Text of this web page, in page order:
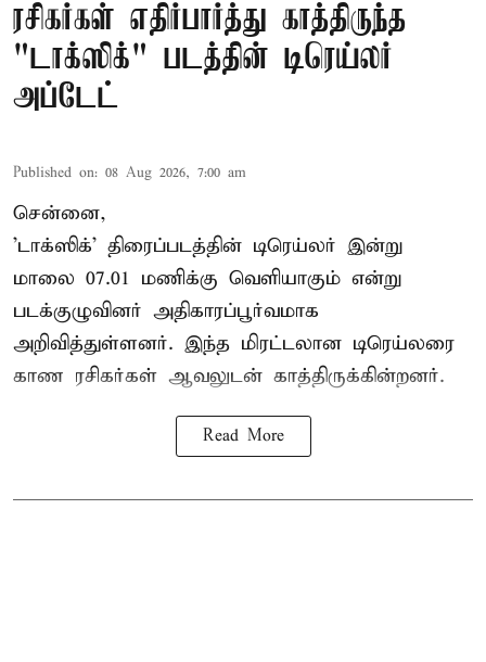
ரசிகர்கள் எதிர்பார்த்து காத்திருந்த
"டாக்ஸிக்" படத்தின் டிரெய்லர்
அப்டேட்
Published on: 08 Aug 2026, 7:00 am
சென்னை,
'டாக்ஸிக்' திரைப்படத்தின் டிரெய்லர் இன்று
மாலை 07.01 மணிக்கு வெளியாகும் என்று
படக்குழுவினர் அதிகாரப்பூர்வமாக
அறிவித்துள்ளனர். இந்த மிரட்டலான டிரெய்லரை
காண ரசிகர்கள் ஆவலுடன் காத்திருக்கின்றனர்.
Read More